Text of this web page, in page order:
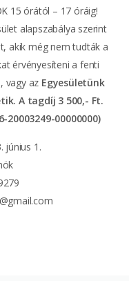
15 órától – 17 óráig!
alapszabálya szerint
akik még nem tudták a
érvényesíteni a fenti
vagy az Egyesületünk
A tagdíj 3 500,- Ft.
00000000)
június 1.